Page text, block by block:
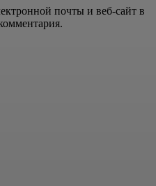
почты и веб-сайт в